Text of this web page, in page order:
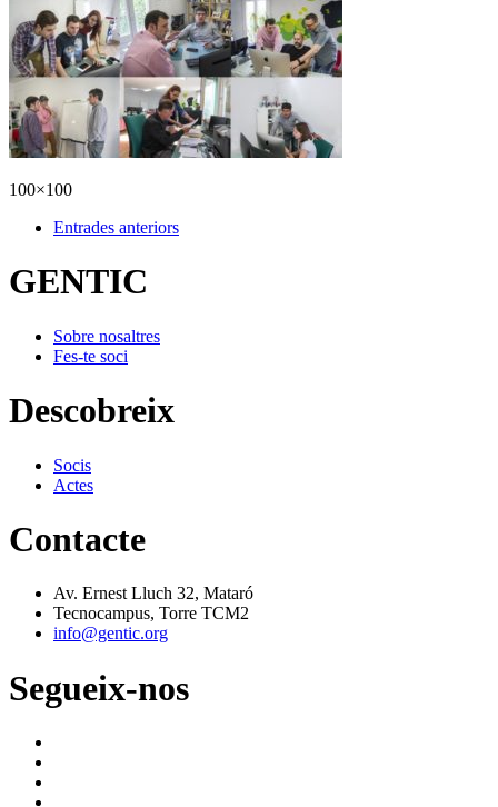
100×100
Entrades anteriors
GENTIC
Sobre nosaltres
Fes-te soci
Descobreix
Socis
Actes
Contacte
Av. Ernest Lluch 32, Mataró
Tecnocampus, Torre TCM2
info@gentic.org
Segueix-nos